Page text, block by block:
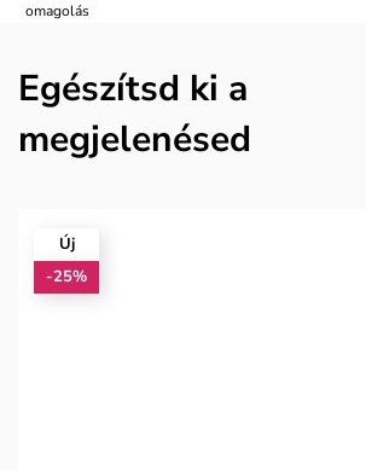
omagolás
Egészítsd ki a
megjelenésed
Új
-25%